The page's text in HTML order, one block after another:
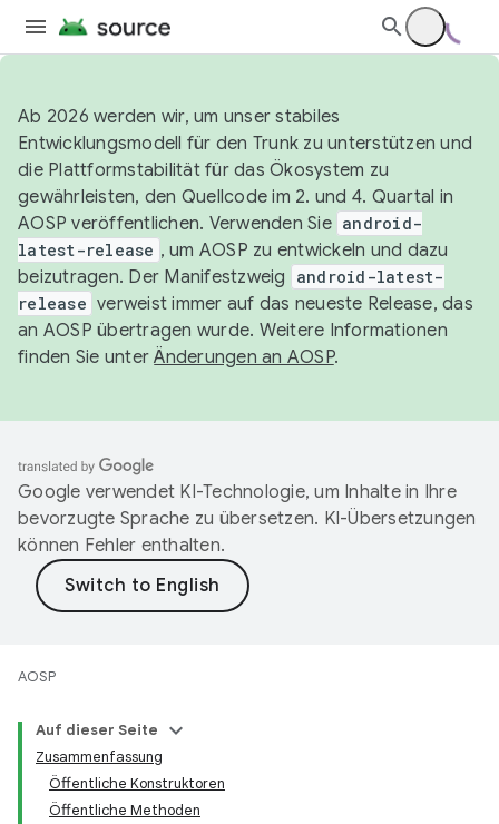
Ab 2026 werden wir, um unser stabiles
Entwicklungsmodell für den Trunk zu unterstützen und
die Plattformstabilität für das Ökosystem zu
gewährleisten, den Quellcode im 2. und 4. Quartal in
AOSP veröffentlichen. Verwenden Sie android-
latest-release , um AOSP zu entwickeln und dazu
beizutragen. Der Manifestzweig
android-latest-
release verweist immer auf das neueste Release, das
an AOSP übertragen wurde. Weitere Informationen
finden Sie unterÄnderungen an AOSP.
Google verwendet KI-Technologie, um Inhalte in Ihre
bevorzugte Sprache zu übersetzen. KI-Übersetzungen
können Fehler enthalten.
AOSP
Auf dieser Seite
Zusammenfassung
Öffentliche Konstruktoren
Öffentliche Methoden